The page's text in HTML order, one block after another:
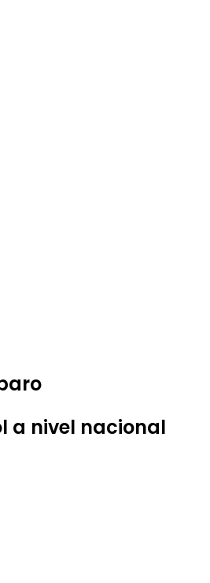
a nivel nacional